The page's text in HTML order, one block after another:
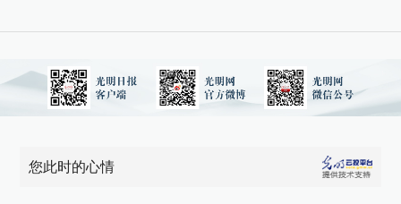
您此时的心情